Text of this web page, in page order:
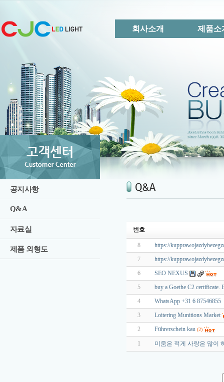
회사소개 제품소
공지사항
Q&A
자료실
제품 외형도
번호
8
https://
7
https://
6
SEO NEXUS
5
buy a Goethe C2 certificate.
4
WhatsApp +31 6
3
Loitering Munitions Market
2
Führerschein kau (2)
1 미움은 적게 사랑은 많이